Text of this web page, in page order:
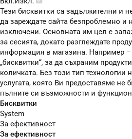
Тези бисквитки са задължителни и
да зареждате сайта безпроблемно и
изключени. Основната им цел е
за сесията, докато разглеждате
информация в магазина. Например
„бисквитки“, за да съхраним
количката. Без този тип технологии
услугата, която Ви предоставяме не
пълните си възможности и
Бисквитки
System
За ефективност
За ефективност